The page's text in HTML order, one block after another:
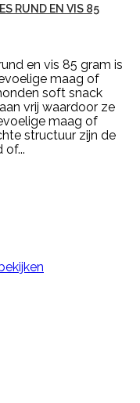
RUND EN VIS 85
en vis 85 gram is
maag of
soft snack
vrij waardoor ze
maag of
structuur zijn de
of...